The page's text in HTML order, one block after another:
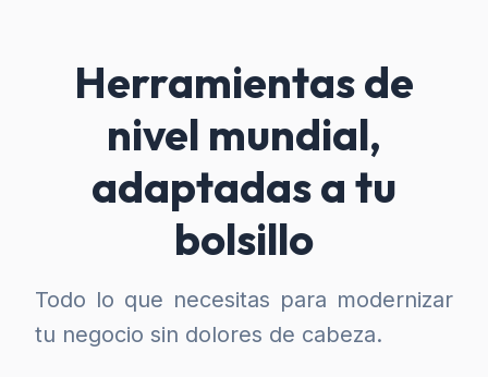
Herramientas de
nivel mundial,
adaptadas a tu
bolsillo
Todo lo que necesitas para modernizar
tu negocio sin dolores de cabeza.